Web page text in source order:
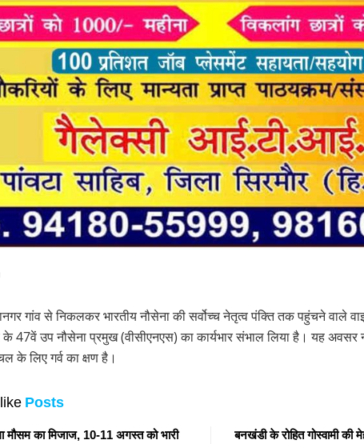
गांव से निकलकर भारतीय नौसेना की सर्वोच्च नेतृत्व पंक्ति तक पहुंचने वाले
47वें उप नौसेना प्रमुख (वीसीएनएस) का कार्यभार संभाल लिया है। यह
के लिए गर्व का क्षण है।
Posts
मौसम का मिजाज, 10-11 अगस्त को भारी
बनखंडी के रोहित गोस्वामी की